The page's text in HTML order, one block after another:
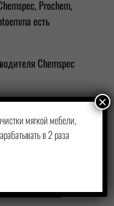
Prochem,
есть
Chemspec
мягкой мебели,
в 2 раза
×